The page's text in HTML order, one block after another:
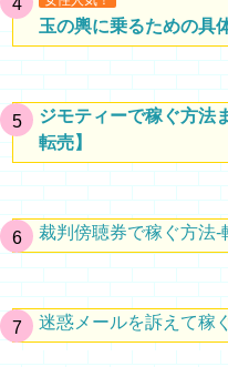
玉の輿に乗るための具
ジモティーで稼ぐ方法
転売】
裁判傍聴券で稼ぐ方法-
迷惑メールを訴えて稼